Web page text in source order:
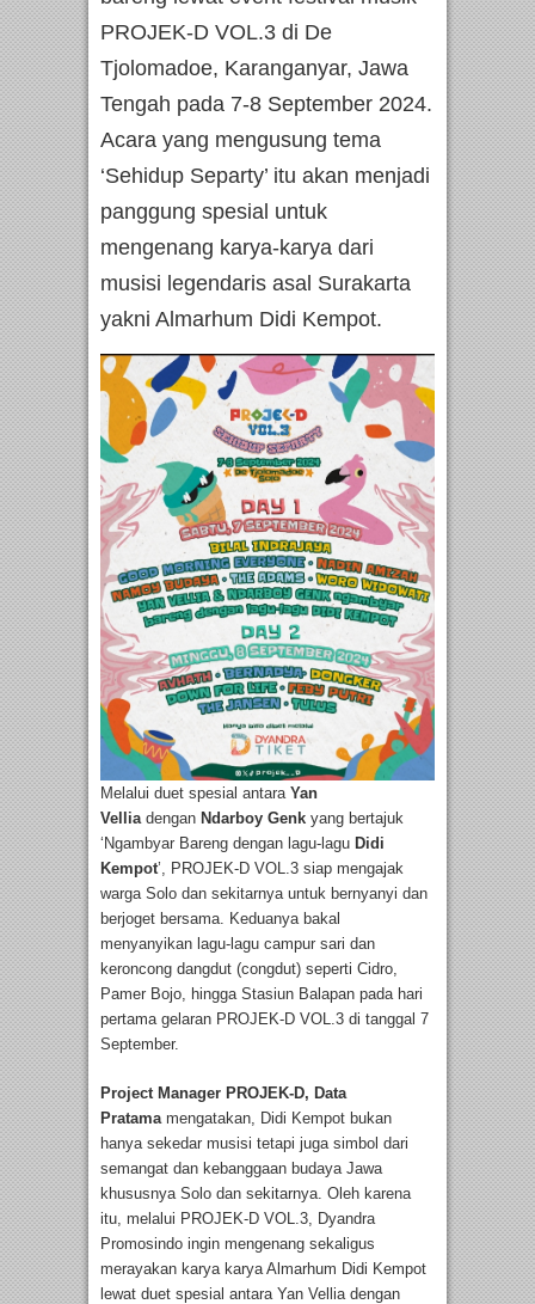
PROJEK-D VOL.3 di De
Tjolomadoe, Karanganyar, Jawa
Tengah pada 7-8 September 2024.
Acara yang mengusung tema
‘Sehidup Separty’ itu akan menjadi
panggung spesial untuk
mengenang karya-karya dari
musisi legendaris asal Surakarta
yakni Almarhum Didi Kempot.
Melalui duet spesial antara Yan
Vellia dengan Ndarboy Genk yang bertajuk
‘Ngambyar Bareng dengan lagu-lagu Didi
Kempot’, PROJEK-D VOL.3 siap mengajak
warga Solo dan sekitarnya untuk bernyanyi dan
berjoget bersama. Keduanya bakal
menyanyikan lagu-lagu campur sari dan
keroncong dangdut (congdut) seperti Cidro,
Pamer Bojo, hingga Stasiun Balapan pada hari
pertama gelaran PROJEK-D VOL.3 di tanggal 7
September.
Project Manager PROJEK-D, Data
Pratama mengatakan, Didi Kempot bukan
hanya sekedar musisi tetapi juga simbol dari
semangat dan kebanggaan budaya Jawa
khususnya Solo dan sekitarnya. Oleh karena
itu, melalui PROJEK-D VOL.3, Dyandra
Promosindo ingin mengenang sekaligus
merayakan karya karya Almarhum Didi Kempot
lewat duet spesial antara Yan Vellia dengan